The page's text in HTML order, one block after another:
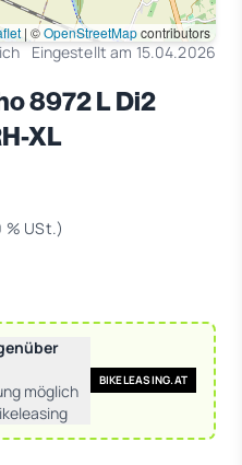
| ©OpenStreetMapcontributors
Eingestellt am 15.04.2026
8972 L Di2
XL
% USt.)
möglich
BIKELEASING.AT